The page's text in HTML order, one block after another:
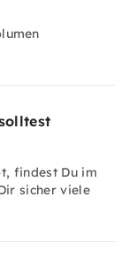
findest Du im
sicher viele